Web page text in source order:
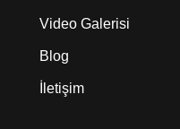
Video Galerisi
Blog
İletişim